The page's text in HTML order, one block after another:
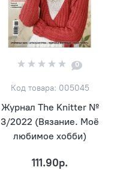
0
Код товара: 005045
Журнал The Knitter №
3/2022 (Вязание. Моё
любимое хобби)
111.90р.